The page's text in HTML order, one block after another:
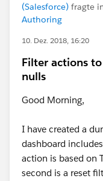
(Salesforce) fragte
Authoring
10. Dez. 2018, 16:20
Filter actions
nulls
Good Morning,
I have created a
dashboard
action is based on
second is a reset